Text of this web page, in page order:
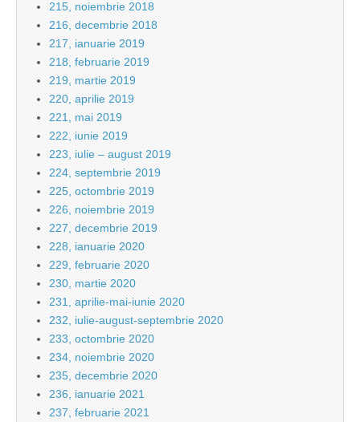
215, noiembrie 2018
216, decembrie 2018
217, ianuarie 2019
218, februarie 2019
219, martie 2019
220, aprilie 2019
221, mai 2019
222, iunie 2019
223, iulie – august 2019
224, septembrie 2019
225, octombrie 2019
226, noiembrie 2019
227, decembrie 2019
228, ianuarie 2020
229, februarie 2020
230, martie 2020
231, aprilie-mai-iunie 2020
232, iulie-august-septembrie 2020
233, octombrie 2020
234, noiembrie 2020
235, decembrie 2020
236, ianuarie 2021
237, februarie 2021